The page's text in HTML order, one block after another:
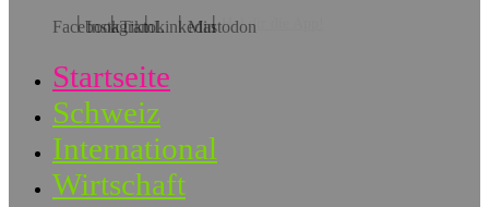
Hol dir die App!
Startseite
Schweiz
International
Wirtschaft